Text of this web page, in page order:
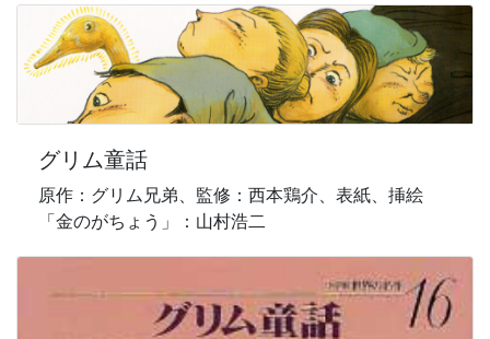
グリム童話
原作：グリム兄弟、監修：西本鶏介、表紙、挿絵
「金のがちょう」：山村浩二